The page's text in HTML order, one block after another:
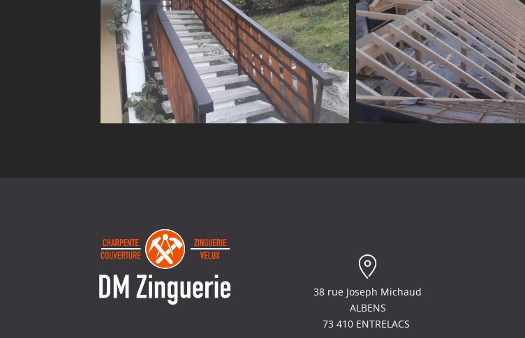
38 rue Joseph Michaud
ALBENS
73 410 ENTRELACS